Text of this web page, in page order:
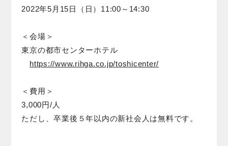
2022年5月15日（日）11:00～14:30
＜会場＞
東京の都市センターホテル
https://www.rihga.co.jp/toshicenter/
＜費用＞
3,000円/人
ただし、卒業後５年以内の新社会人は無料です。